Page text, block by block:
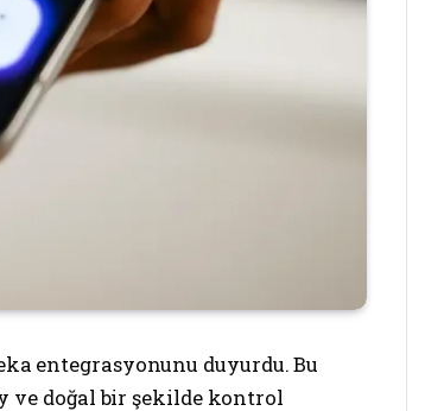
entegrasyonunu duyurdu. Bu
ve doğal bir şekilde kontrol